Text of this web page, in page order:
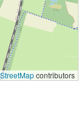
contributors